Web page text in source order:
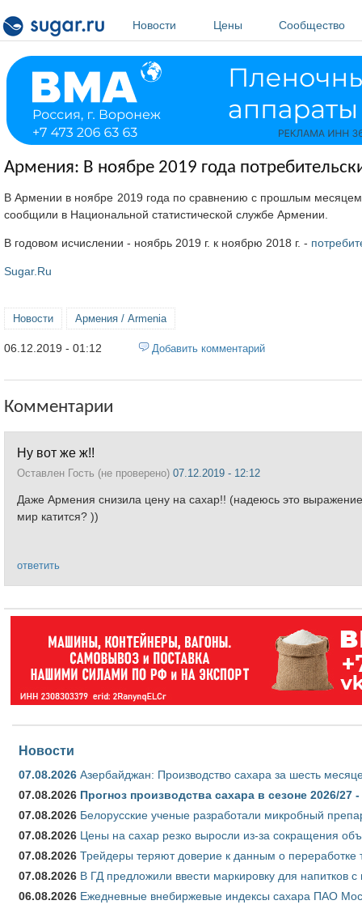
Новости
Цены Сообщество
Армения: В ноябре 2019 года
В Армении в ноябре 2019 года по сравнению с прошлым
сообщили в Национальной статистической службе Армении.
В годовом исчислении - ноябрь 2019 г. к ноябрю 2018 г. -
Sugar.Ru
Новости Армения / Armenia
06.12.2019 - 01:12 Добавить комментарий
Комментарии
Ну вот же ж!!
Оставлен Гость (не проверено) 07.12.2019 - 12:12
Даже Армения снизила цену на сахар!! (надеюсь это
мир катится? ))
ответить
Новости
07.08.2026 Азербайджан: Производство сахара за шесть
07.08.2026 Прогноз производства сахара в сезоне 2026/
07.08.2026 Белорусские ученые разработали микробный
07.08.2026 Цены на сахар резко выросли из-за сокращения
07.08.2026 Трейдеры теряют доверие к данным о переработке
07.08.2026 В ГД предложили ввести маркировку для напитков
06.08.2026 Ежедневные внебиржевые индексы сахара ПАО